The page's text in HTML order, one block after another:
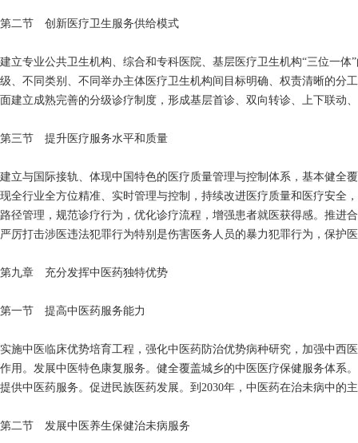
第二节 创新医疗卫生服务供给模式
建立专业公共卫生机构、综合和专科医院、基层医疗卫生机构“三位一
级、不同类别、不同举办主体医疗卫生机构间目标明确、权责清晰的分
面建立成熟完善的分级诊疗制度，形成基层首诊、双向转诊、上下联动
第三节 提升医疗服务水平和质量
建立与国际接轨、体现中国特色的医疗质量管理与控制体系，基本健全
现全行业全方位精准、实时管理与控制，持续改进医疗质量和医疗安全
路径管理，规范诊疗行为，优化诊疗流程，增强患者就医获得感。推进
严厉打击涉医违法犯罪行为特别是伤害医务人员的暴力犯罪行为，保护
第九章 充分发挥中医药独特优势
第一节 提高中医药服务能力
实施中医临床优势培育工程，强化中医药防治优势病种研究，加强中西
作用。发展中医特色康复服务。健全覆盖城乡的中医医疗保健服务体系
提供中医药服务。促进民族医药发展。到2030年，中医药在治未病中
第二节 发展中医养生保健治未病服务